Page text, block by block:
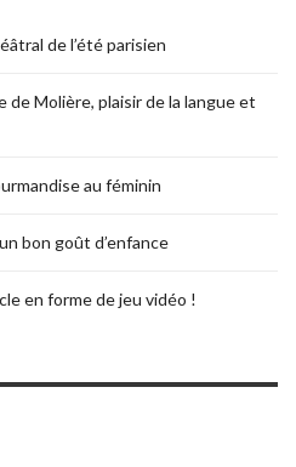
de l’été parisien
Molière, plaisir de la langue et
au féminin
bon goût d’enfance
en forme de jeu vidéo !